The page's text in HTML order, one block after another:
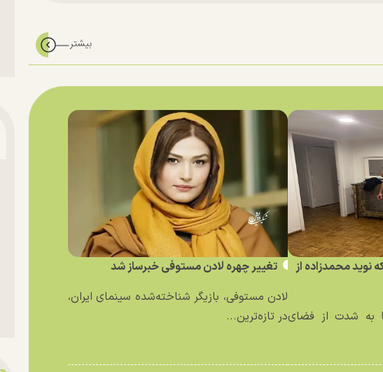
نوید محمدزاده از
به شدت از فضای
تغییر چهره لادن مستوفی خبرساز شد
لادن مستوفی، بازیگر شناخته‌شده سینمای ایران،
در تازه‌ترین...